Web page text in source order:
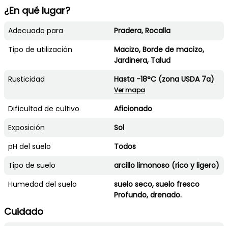
¿En qué lugar?
Adecuado para
Pradera, Rocalla
Tipo de utilización
Macizo, Borde de macizo,
Jardinera, Talud
Rusticidad
Hasta -18°C (zona USDA 7a)
Ver mapa
Dificultad de cultivo
Aficionado
Exposición
Sol
pH del suelo
Todos
Tipo de suelo
arcillo limonoso (rico y ligero)
Humedad del suelo
suelo seco, suelo fresco
Profundo, drenado.
Cuidado